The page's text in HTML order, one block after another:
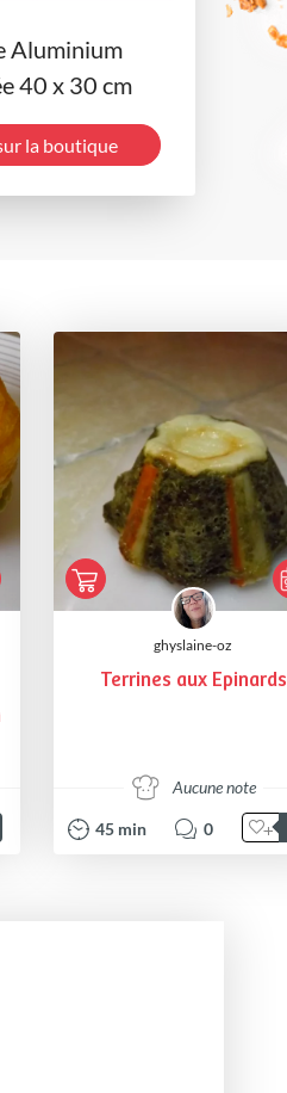
Aluminium
40 x 30 cm
la boutique
ghyslaine-oz
Terrines aux Epinards
Aucune note
45 min 0